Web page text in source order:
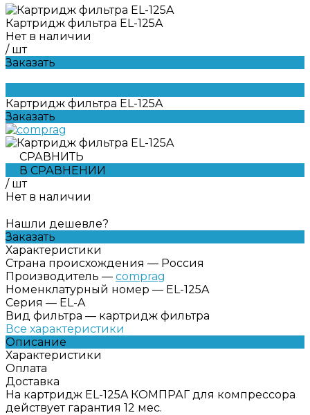
Картридж фильтра EL-125A
Нет в наличии
/ шт
Заказать
Картридж фильтра EL-125A
Заказать
СРАВНИТЬ
В СРАВНЕНИИ
/ шт
Нет в наличии
Нашли дешевле?
Заказать
Характеристики
Страна происхождения — Россия
Производитель — comprag
Номенклатурный номер — EL-125A
Серия — EL-A
Вид фильтра — картридж фильтра
Все характеристики
Описание
Характеристики
Оплата
Доставка
На картридж EL-125A КОМПРАГ для компрессора
действует гарантия 12 мес.